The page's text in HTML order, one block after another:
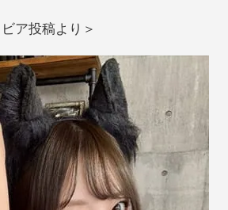
ア投稿より＞